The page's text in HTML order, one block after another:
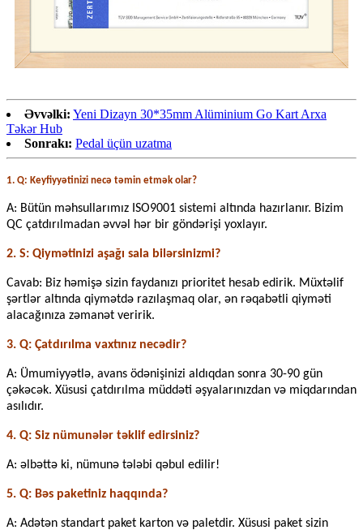
Əvvəlki: Yeni Dizayn 30*35mm Alüminium Go Kart Arxa
Təkər Hub
Sonrakı: Pedal üçün uzatma
1. Q: Keyfiyyətinizi necə təmin etmək olar?
A: Bütün məhsullarımız ISO9001 sistemi altında hazırlanır. Bizim
QC çatdırılmadan əvvəl hər bir göndərişi yoxlayır.
2. S: Qiymətinizi aşağı sala bilərsinizmi?
Cavab: Biz həmişə sizin faydanızı prioritet hesab edirik. Müxtəlif
şərtlər altında qiymətdə razılaşmaq olar, ən rəqabətli qiyməti
alacağınıza zəmanət veririk.
3. Q: Çatdırılma vaxtınız necədir?
A: Ümumiyyətlə, avans ödənişinizi aldıqdan sonra 30-90 gün
çəkəcək. Xüsusi çatdırılma müddəti əşyalarınızdan və miqdarından
asılıdır.
4. Q: Siz nümunələr təklif edirsiniz?
A: əlbəttə ki, nümunə tələbi qəbul edilir!
5. Q: Bəs paketiniz haqqında?
A: Adətən standart paket karton və paletdir. Xüsusi paket sizin